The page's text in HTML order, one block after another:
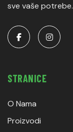
sve vaše potrebe.
STRANICE
O Nama
Proizvodi